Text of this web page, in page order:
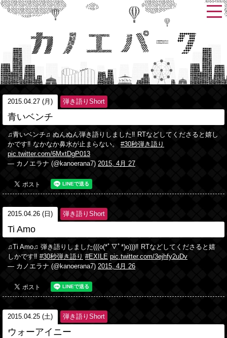
2015.04.27 (月) 弾き語りShort
青いベンチ
♫青いベンチ♫ ぬんぬん弾き語りしました‼︎ RTなどしてくださると嬉し
かです‼︎ なかなか鼻水が止まらない。 #30秒弾き語り
pic.twitter.com/6MxtDgP013
— カノエラナ (@kanoerana7) 2015, 4月 27
2015.04.26 (日) 弾き語りShort
Ti Amo
♫Ti Amo♫ 弾き語りしました(((o(*ﾟ▽ﾟ*)o)))‼︎ RTなどしてくださると嬉
しかです‼︎ #30秒弾き語り #EXILE pic.twitter.com/3ejhfy2uDv
— カノエラナ (@kanoerana7) 2015, 4月 26
2015.04.25 (土) 弾き語りShort
ウォーアイニー